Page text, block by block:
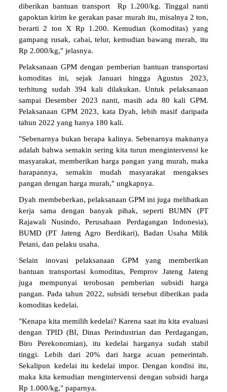
diberikan bantuan transport Rp 1.200/kg. Tinggal nanti
gapoktan kirim ke gerakan pasar murah itu, misalnya 2 ton,
berarti 2 ton X Rp 1.200. Kemudian (komoditas) yang
gampang rusak, cabai, telur, kemudian bawang merah, itu
Rp 2.000/kg," jelasnya.
Pelaksanaan GPM dengan pemberian bantuan transportasi
komoditas ini, sejak Januari hingga Agustus 2023,
terhitung sudah 394 kali dilakukan. Untuk pelaksanaan
sampai Desember 2023 nanti, masih ada 80 kali GPM.
Pelaksanaan GPM 2023, kata Dyah, lebih masif daripada
tahun 2022 yang hanya 180 kali.
"Sebenarnya bukan berapa kalinya. Sebenarnya maknanya
adalah bahwa semakin sering kita turun mengintervensi ke
masyarakat, memberikan harga pangan yang murah, maka
harapannya, semakin mudah masyarakat mengakses
pangan dengan harga murah," ungkapnya.
Dyah membeberkan, pelaksanaan GPM ini juga melibatkan
kerja sama dengan banyak pihak, seperti BUMN (PT
Rajawali Nusindo, Perusahaan Perdagangan Indonesia),
BUMD (PT Jateng Agro Berdikari), Badan Usaha Milik
Petani, dan pelaku usaha.
Selain inovasi pelaksanaan GPM yang memberikan
bantuan transportasi komoditas, Pemprov Jateng Jateng
juga mempunyai terobosan pemberian subsidi harga
pangan. Pada tahun 2022, subsidi tersebut diberikan pada
komoditas kedelai.
"Kenapa kita memilih kedelai? Karena saat itu kita evaluasi
dengan TPID (BI, Dinas Perindustrian dan Perdagangan,
Biro Perekonomian), itu kedelai harganya sudah stabil
tinggi. Lebih dari 20% dari harga acuan pemerintah.
Sekalipun kedelai itu kedelai impor. Dengan kondisi itu,
maka kita kemudian mengintervensi dengan subsidi harga
Rp 1.000/kg," paparnya.